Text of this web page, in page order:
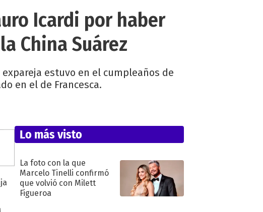
Icardi por haber
China Suárez
estuvo en el cumpleaños de
en el de Francesca.
Lo más visto
La foto con la que
Marcelo Tinelli confirmó
que volvió con Milett
Figueroa